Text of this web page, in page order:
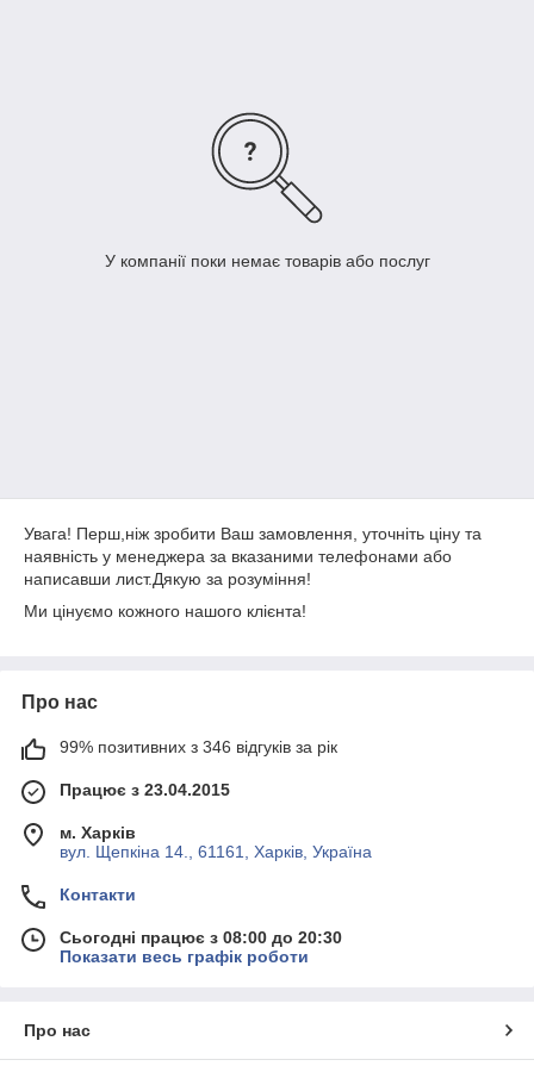
У компанії поки немає товарів або послуг
Увага! Перш,ніж зробити Ваш замовлення, уточніть ціну та
наявність у менеджера за вказаними телефонами або
написавши лист.Дякую за розуміння!
Ми цінуємо кожного нашого клієнта!
Про нас
99% позитивних з 346 відгуків за рік
Працює з 23.04.2015
м. Харків
вул. Щепкіна 14., 61161, Харків, Україна
Контакти
Сьогодні працює з 08:00 до 20:30
Показати весь графік роботи
Про нас